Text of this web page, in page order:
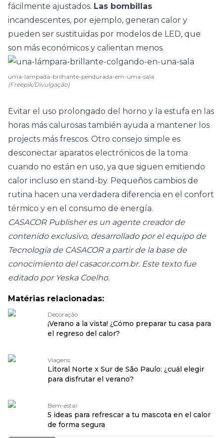
fácilmente ajustados. Las bombillas
incandescentes, por ejemplo, generan calor y
pueden ser sustituidas por modelos de LED, que
son más económicos y calientan menos.
uma-lampada-brilhante-pendurada-em-uma-sala
(Freepik/Divulgação)
Evitar el uso prolongado del horno y la estufa en las
horas más calurosas también ayuda a mantener los
projects más frescos. Otro consejo simple es
desconectar aparatos electrónicos de la toma
cuando no están en uso, ya que siguen emitiendo
calor incluso en stand-by. Pequeños cambios de
rutina hacen una verdadera diferencia en el confort
térmico y en el consumo de energía.
CASACOR Publisher es un agente creador de
contenido exclusivo, desarrollado por el equipo de
Tecnología de CASACOR a partir de la base de
conocimiento delcasacor.com.br. Este texto fue
editado por Yeska Coelho.
Matérias relacionadas:
Decoração
¡Verano a la vista! ¿Cómo preparar tu casa para
el regreso del calor?
Viagens
Litoral Norte x Sur de São Paulo: ¿cuál elegir
para disfrutar el verano?
Bem-estar
5 ideas para refrescar a tu mascota en el calor
de forma segura